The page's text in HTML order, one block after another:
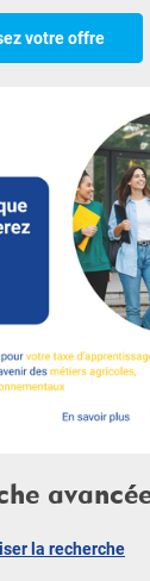
votre offre
la recherche